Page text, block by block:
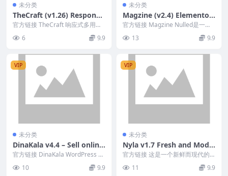
未分类
TheCraft (v1.26) Responsi
ve Multipurpose WordPre
ss Theme
官方链接 TheCraft 响应式多用途
6 9.9
未分类
Magzine (v2.4) Elementor
News Site or Review The
me
官方链接 Magzine Nulled是一个
评论和杂志 WordPress 主题...
13 9.9
VIP
未分类
DinaKala v4.4 – Sell online
in the simplest way possi
ble!
官方链接 DinaKala WordPress 主
题。以最简单的方式在线销售！
10 9.9
VIP
未分类
Nyla v1.7 Fresh and Mode
rn WooCommerce Theme
官方链接 这是一个新鲜而现代的
WooCommerce WordPress 主
题... 11 9.9